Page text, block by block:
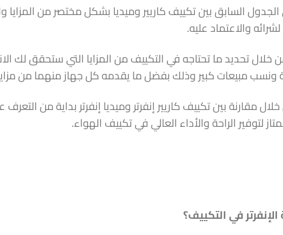
السابق بين تكييف كاريير وميديا بشكل مختصر من
والاعتماد عليه.
تحديد ما تحتاجه في التكييف من المزايا التي ستحقق لك
مبيعات كبير وذلك بفضل ما يقدمه كل جهاز منهما من مزايا
مقارنة بين تكييف كاريير إنفرتر وميديا إنفرتر بداية من
لتوفير الراحة والأداء العالي في تكييف الهواء.
في التكييف؟